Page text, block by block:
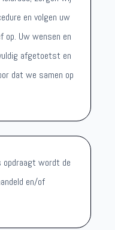
en volgen uw
op. Uw wensen en
afgetoetst en
dat we samen op
opdraagt wordt de
en/of